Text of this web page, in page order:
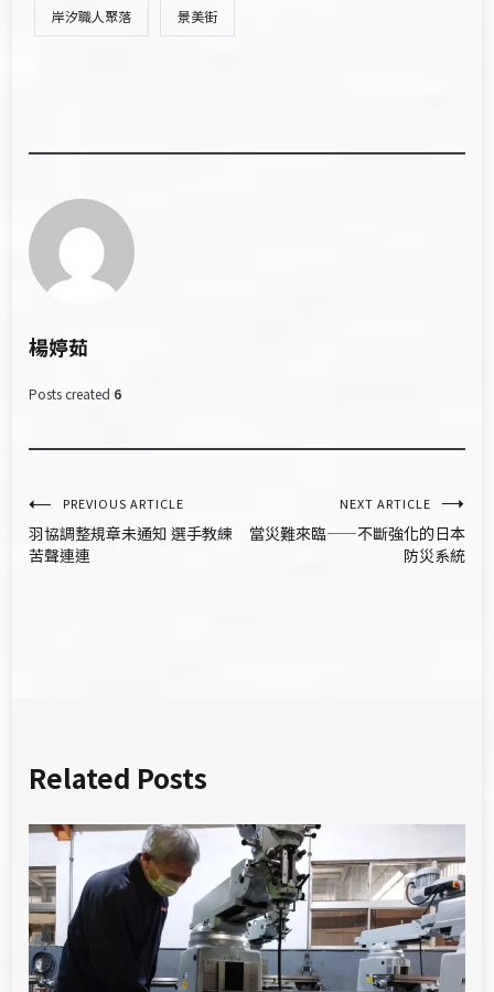
岸汐職人聚落 景美街
楊婷茹
Posts created 6
文
章
PREVIOUS ARTICLE
羽協調整規章未通知 選手教練
苦聲連連
NEXT ARTICLE
當災難來臨——不斷強化的日本
防災系統
Related Posts